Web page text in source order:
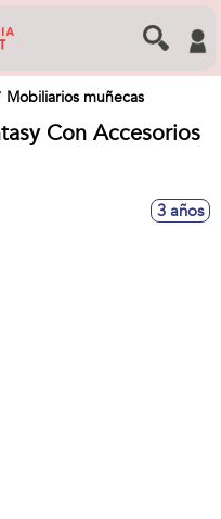
Mobiliarios muñecas
Con Accesorios
3 años